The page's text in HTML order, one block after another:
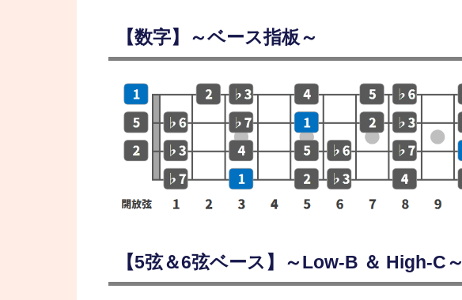
【数字】～ベース指板～
【5弦＆6弦ベース】～Low-B ＆ High-C～